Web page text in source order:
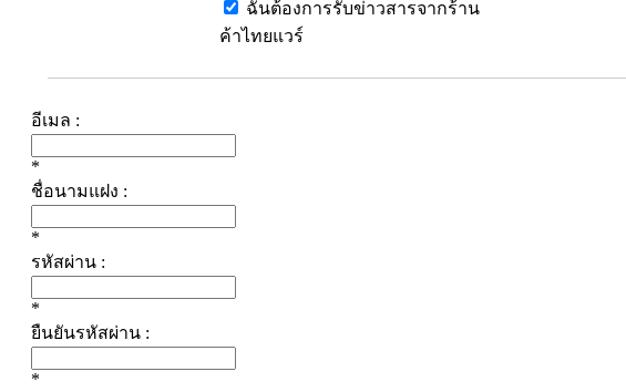
ฉันต้องการรับข่าวสารจากร้าน
ค้าไทยแวร์
อีเมล :
*
ชื่อนามแฝง :
*
รหัสผ่าน :
*
ยืนยันรหัสผ่าน :
*